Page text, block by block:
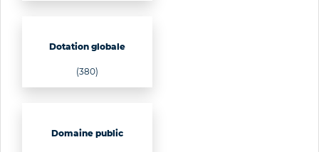
Dotation globale
(380)
Domaine public